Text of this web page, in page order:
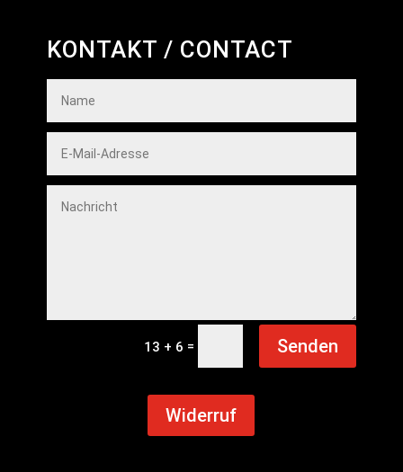
KONTAKT / CONTACT
13 + 6 = Senden
Widerruf